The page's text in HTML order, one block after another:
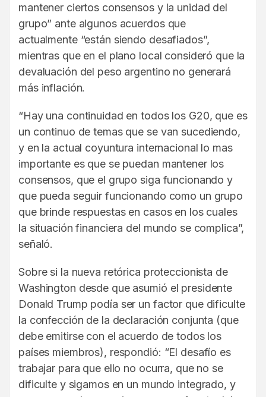
mantener ciertos consensos y la unidad del
grupo” ante algunos acuerdos que
actualmente “están siendo desafiados”,
mientras que en el plano local consideró que la
devaluación del peso argentino no generará
más inflación.
“Hay una continuidad en todos los G20, que es
un continuo de temas que se van sucediendo,
y en la actual coyuntura internacional lo mas
importante es que se puedan mantener los
consensos, que el grupo siga funcionando y
que pueda seguir funcionando como un grupo
que brinde respuestas en casos en los cuales
la situación financiera del mundo se complica”,
señaló.
Sobre si la nueva retórica proteccionista de
Washington desde que asumió el presidente
Donald Trump podía ser un factor que dificulte
la confección de la declaración conjunta (que
debe emitirse con el acuerdo de todos los
países miembros), respondió: “El desafío es
trabajar para que ello no ocurra, que no se
dificulte y sigamos en un mundo integrado, y